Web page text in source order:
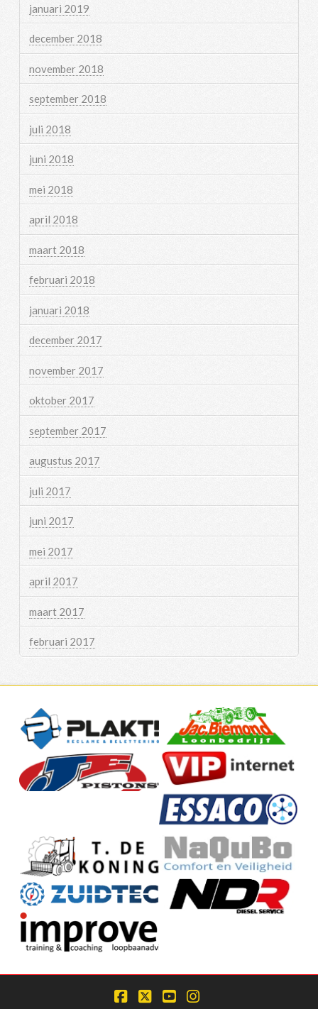
januari 2019
december 2018
november 2018
september 2018
juli 2018
juni 2018
mei 2018
april 2018
maart 2018
februari 2018
januari 2018
december 2017
november 2017
oktober 2017
september 2017
augustus 2017
juli 2017
juni 2017
mei 2017
april 2017
maart 2017
februari 2017